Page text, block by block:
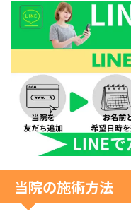
当院の施術方法